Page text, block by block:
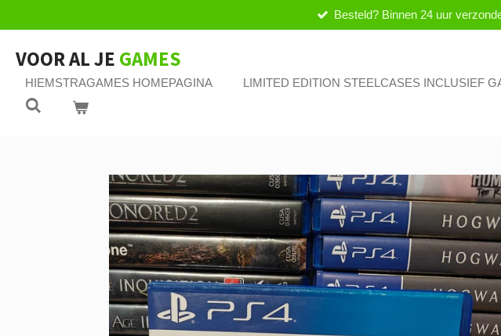
direct
naar
de
hoofdinhoud
Besteld? Binnen 24 uur
VOOR AL JE GAMES
HIEMSTRAGAMES HOMEPAGINA LIMITED EDITION STEELCASES INCLUSIEF